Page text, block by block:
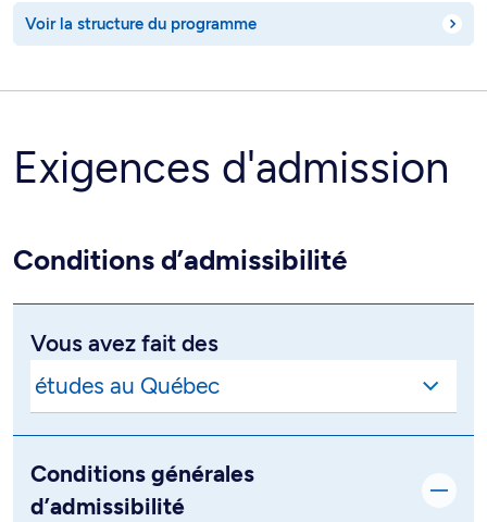
Voir la structure du programme
Exigences d'admission
Conditions d’admissibilité
Vous avez fait des
Conditions générales
d’admissibilité